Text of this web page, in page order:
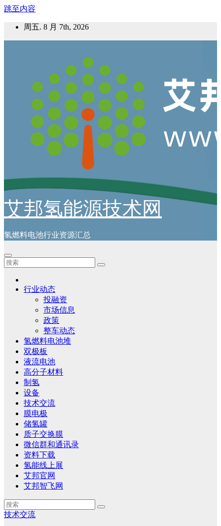
跳至内容
周五. 8 月 7th, 2026
艾邦氢能源技术网
氢燃料电池行业资源汇总
行业动态
投融资
市场信息
政策
整车动态
氢燃料电池堆
双极板
液流电池
高分子材料
制氢
设备
技术交流
膜电极
储氢罐
质子交换膜
微信群和通讯录
资料下载
氢能线上展
艾邦官网
艾邦智飞网
技术交流